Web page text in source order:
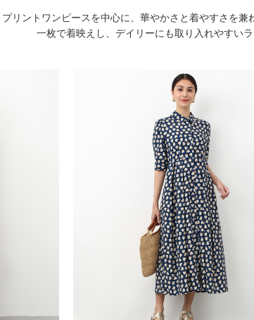
プリントワンピースを中心に、華やかさと着やすさを兼
一枚で着映えし、デイリーにも取り入れやすい